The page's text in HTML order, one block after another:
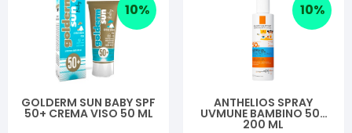
10%
GOLDERM SUN BABY SPF
50+ CREMA VISO 50 ML
10%
ANTHELIOS SPRAY
UVMUNE BAMBINO 50+
200 ML